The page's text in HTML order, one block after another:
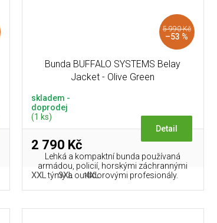
5 990 Kč
–53 %
Bunda BUFFALO SYSTEMS Belay
Jacket - Olive Green
skladem -
doprodej
(1 ks)
2 790 Kč
Detail
Lehká a kompaktní bunda používaná
armádou, policií, horskými záchrannými
týmy a outdoorovými profesionály.
XXL 3XL 4XL